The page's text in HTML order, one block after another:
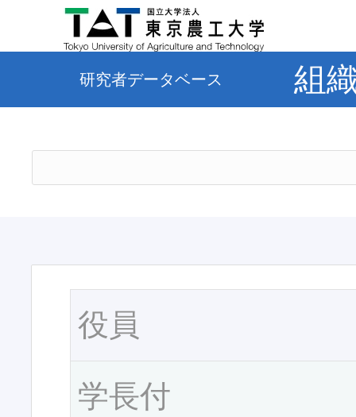
研究者データベース 組
役員
学長付